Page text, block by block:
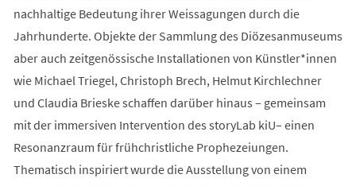
nachhaltige Bedeutung ihrer Weissagungen durch die
Jahrhunderte. Objekte der Sammlung des Diözesanmuseums
aber auch zeitgenössische Installationen von Künstler*innen
wie Michael Triegel, Christoph Brech, Helmut Kirchlechner
und Claudia Brieske schaffen darüber hinaus – gemeinsam
mit der immersiven Intervention des storyLab kiU– einen
Resonanzraum für frühchristliche Prophezeiungen.
Thematisch inspiriert wurde die Ausstellung von einem